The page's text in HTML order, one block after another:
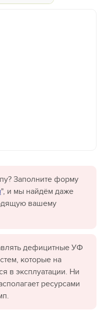
Заполните форму
", и мы найдём даже
вашему
дефицитные УФ
которые на
в эксплуатации. Ни
ресурсами